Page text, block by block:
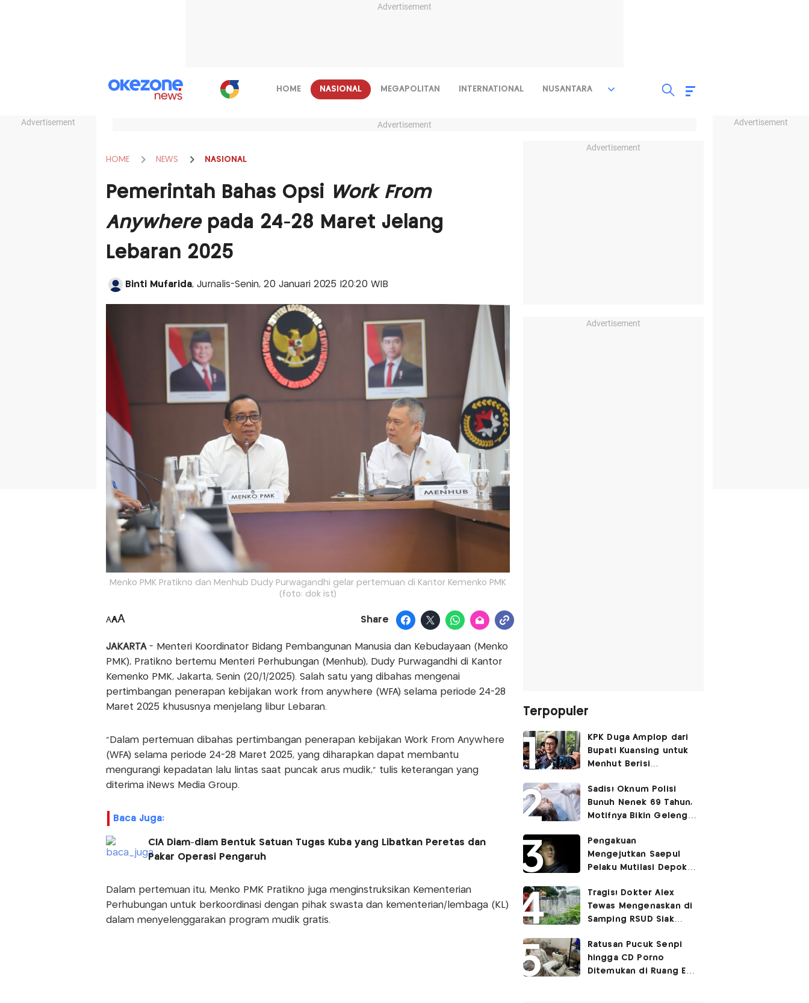
Advertisement
Advertisement Advertisement
HOME NASIONAL MEGAPOLITAN INTERNATIONAL NUSANTARA
Advertisement
HOME NEWS NASIONAL
Pemerintah Bahas Opsi Work From
Anywherepada 24-28 Maret Jelang
Lebaran 2025
Binti Mufarida, Jurnalis-Senin, 20 Januari 2025 |20:20 WIB
Menko PMK Pratikno dan Menhub Dudy Purwagandhi gelar pertemuan di Kantor Kemenko PMK
(foto: dok ist)
AAA Share
JAKARTA - Menteri Koordinator Bidang Pembangunan Manusia dan Kebudayaan (Menko
PMK), Pratikno bertemu Menteri Perhubungan (Menhub), Dudy Purwagandhi di Kantor
Kemenko PMK, Jakarta, Senin (20/1/2025). Salah satu yang dibahas mengenai
pertimbangan penerapan kebijakan work from anywhere (WFA) selama periode 24-28
Maret 2025 khususnya menjelang libur Lebaran.
“Dalam pertemuan dibahas pertimbangan penerapan kebijakan Work From Anywhere
(WFA) selama periode 24-28 Maret 2025, yang diharapkan dapat membantu
mengurangi kepadatan lalu lintas saat puncak arus mudik,” tulis keterangan yang
diterima iNews Media Group.
Baca Juga:
CIA Diam-diam Bentuk Satuan Tugas Kuba yang Libatkan Peretas dan
Pakar Operasi Pengaruh
Dalam pertemuan itu, Menko PMK Pratikno juga menginstruksikan Kementerian
Perhubungan untuk berkoordinasi dengan pihak swasta dan kementerian/lembaga (KL)
dalam menyelenggarakan program mudik gratis.
Advertisement
Advertisement
Terpopuler
KPK Duga Amplop dari
Bupati Kuansing untuk
Menhut Berisi
Pengembaliannya
Belum Utuh
Sadis! Oknum Polisi
Bunuh Nenek 69 Tahun,
Motifnya Bikin Geleng
Pengakuan
Mengejutkan Saepul
Pelaku Mutilasi Depok:
Korban di Kontrakan
Tragis! Dokter Alex
Tewas Mengenaskan di
Samping RSUD Siak
Rocuronium
Ratusan Pucuk Senpi
hingga CD Porno
Ditemukan di Ruang Eks